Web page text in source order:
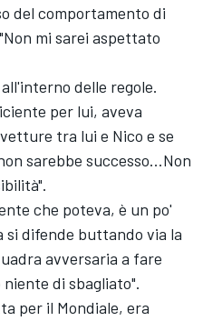
del comportamento di
mi sarei aspettato
delle regole.
per lui, aveva
tra lui e Nico e se
sarebbe successo...Non
che poteva, è un po'
si difende buttando via la
avversaria a fare
niente di sbagliato".
per il Mondiale, era